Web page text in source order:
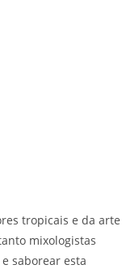
tropicais e da arte
mixologistas
saborear esta